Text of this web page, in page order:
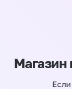
Магазин